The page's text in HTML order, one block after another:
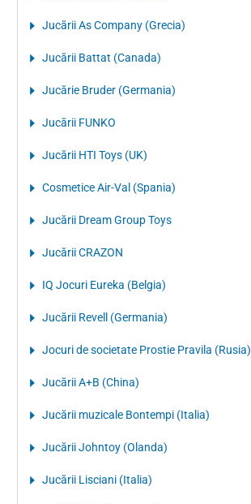
Jucării As Company (Grecia)
Jucării Battat (Canada)
Jucărie Bruder (Germania)
Jucării FUNKO
Jucării HTI Toys (UK)
Cosmetice Air-Val (Spania)
Jucării Dream Group Toys
Jucării CRAZON
IQ Jocuri Eureka (Belgia)
Jucării Revell (Germania)
Jocuri de societate Prostie Pravila (Rusia)
Jucării A+B (China)
Jucării muzicale Bontempi (Italia)
Jucării Johntoy (Olanda)
Jucării Lisciani (Italia)